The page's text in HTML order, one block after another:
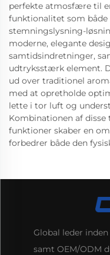
perfekte atmosfære til
funktionalitet som
stemningslysning-
moderne, elegante
samtidsindretninger,
udtryksstærk element.
ud over traditionel
med at opretholde
lette i tor luft og
Kombinationen af
funktioner skaber en
forbedrer både den
Global leder
samt OEM/ODM